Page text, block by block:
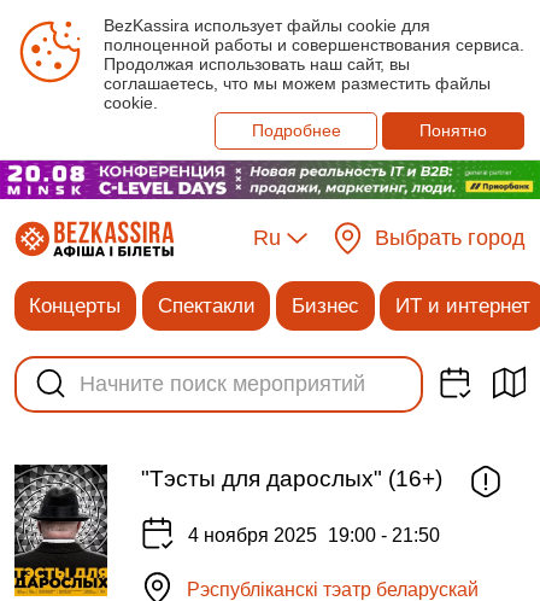
BezKassira использует файлы cookie для
полноценной работы и совершенствования сервиса.
Продолжая использовать наш сайт, вы
соглашаетесь, что мы можем разместить файлы
cookie.
Подробнее
Понятно
Ru Выбрать город
Концерты Спектакли Бизнес ИТ и интернет
"Тэсты для дарослых" (16+)
4 ноября 2025 19:00 - 21:50
Рэспублiканскi тэатр беларускай